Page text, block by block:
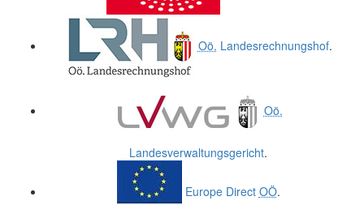
Oö. Landesrechnungshof.
Oö.
Landesverwaltungsgericht.
Europe Direct OÖ.